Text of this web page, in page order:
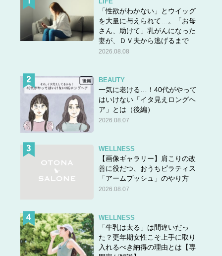
「性欲がわかない」とウイッグ
を大量に与えられて…。「お母
さん、助けて」乳がんになった
妻が、ＤＶ夫から逃げるまで
2026.08.08
BEAUTY
一気に老ける…！40代がやって
はいけない「イタ見えロングヘ
ア」とは（後編）
2026.08.07
WELLNESS
【画像ギャラリー】肩こりの改
善に役だつ、おうちピラティス
「アームプッシュ」のやり方
2026.08.07
WELLNESS
「牛乳は太る」は間違いだっ
た？更年期女性こそ上手に取り
入れるべき納得の理由とは【専